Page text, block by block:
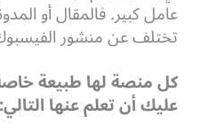
عامل كبير. فالمقال أو
تختلف عن منشور
كل منصة لها طبيعة
عليك أن تعلم عنها التالي: